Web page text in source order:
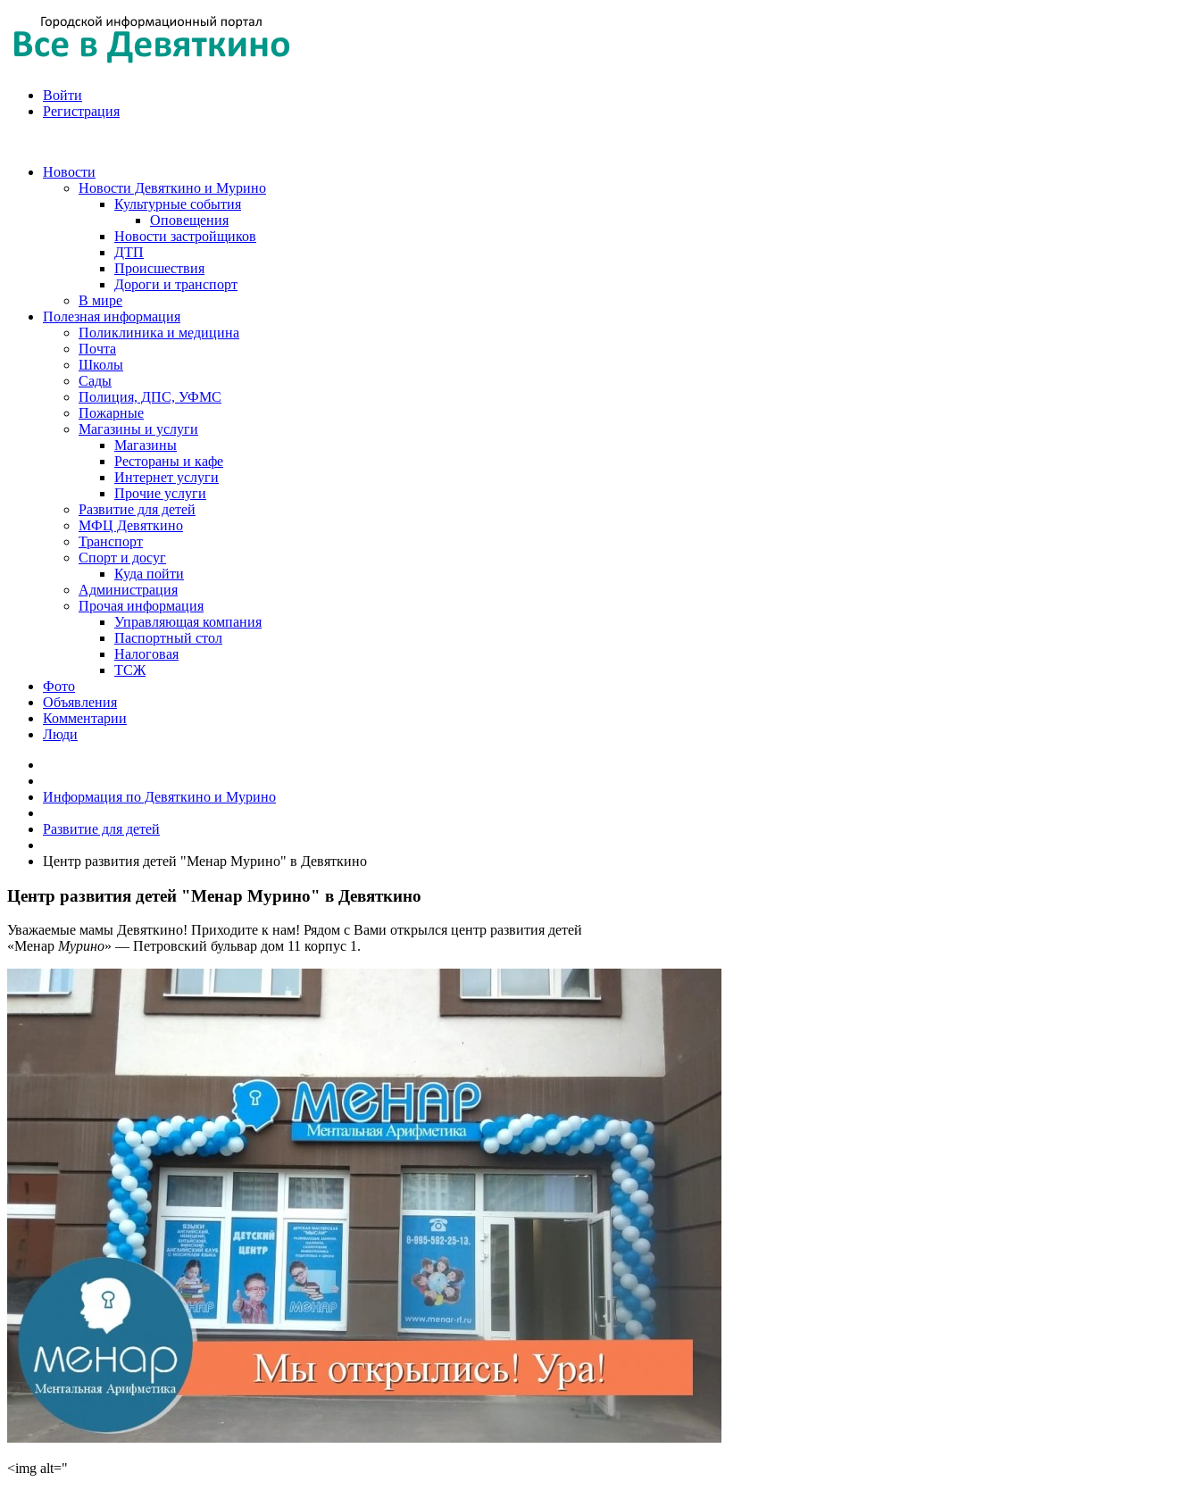
Войти
Регистрация
Новости
Новости Девяткино и Мурино
Культурные события
Оповещения
Новости застройщиков
ДТП
Происшествия
Дороги и транспорт
В мире
Полезная информация
Поликлиника и медицина
Почта
Школы
Сады
Полиция, ДПС, УФМС
Пожарные
Магазины и услуги
Магазины
Рестораны и кафе
Интернет услуги
Прочие услуги
Развитие для детей
МФЦ Девяткино
Транспорт
Спорт и досуг
Куда пойти
Администрация
Прочая информация
Управляющая компания
Паспортный стол
Налоговая
ТСЖ
Фото
Объявления
Комментарии
Люди
Информация по Девяткино и Мурино
Развитие для детей
Центр развития детей "Менар Мурино" в Девяткино
Центр развития детей "Менар Мурино" в Девяткино
Уважаемые мамы Девяткино! Приходите к нам! Рядом с Вами открылся центр развития детей
«Менар Мурино» — Петровский бульвар дом 11 корпус 1.
<img alt="